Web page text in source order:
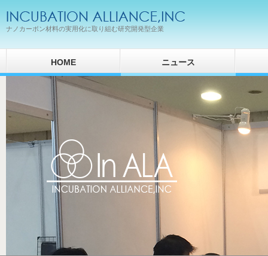
ナノカーボン材料の実用化に取り組む研究開発型企業
HOME ニュース